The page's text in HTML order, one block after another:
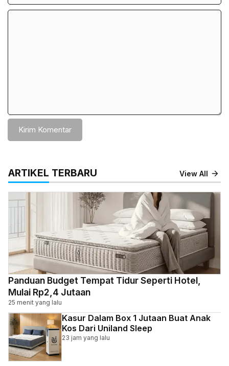
Komentar
ARTIKEL TERBARU View All
Panduan Budget Tempat Tidur Seperti Hotel,
Mulai Rp2,4 Jutaan
25 menit yang lalu
Kasur Dalam Box 1 Jutaan Buat Anak
Kos Dari Uniland Sleep
23 jam yang lalu